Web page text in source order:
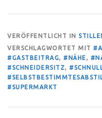
VERÖFFENTLICHT IN
VERSCHLAGWORTET MIT
#GASTBEITRAG, #NÄHE ,
#SCHNEIDERSITZ,
#SUPERMARKT